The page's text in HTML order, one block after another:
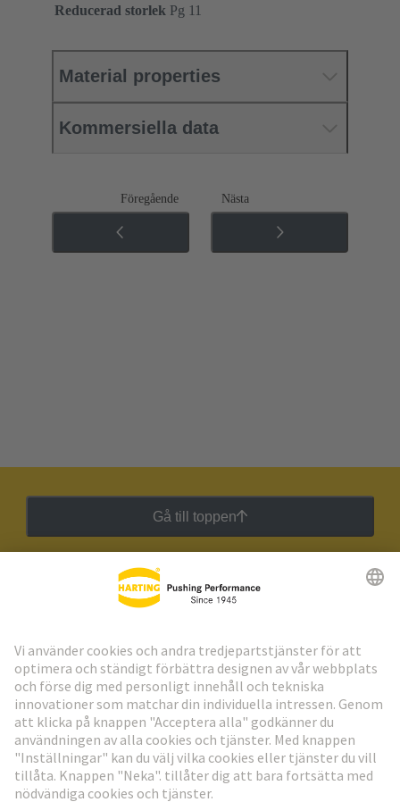
Reducerad storlek Pg 11
Material properties
Kommersiella data
Föregående Nästa
Gå till toppen
HARTING:s nyhetsbrev
Gå till registrering
Social Media